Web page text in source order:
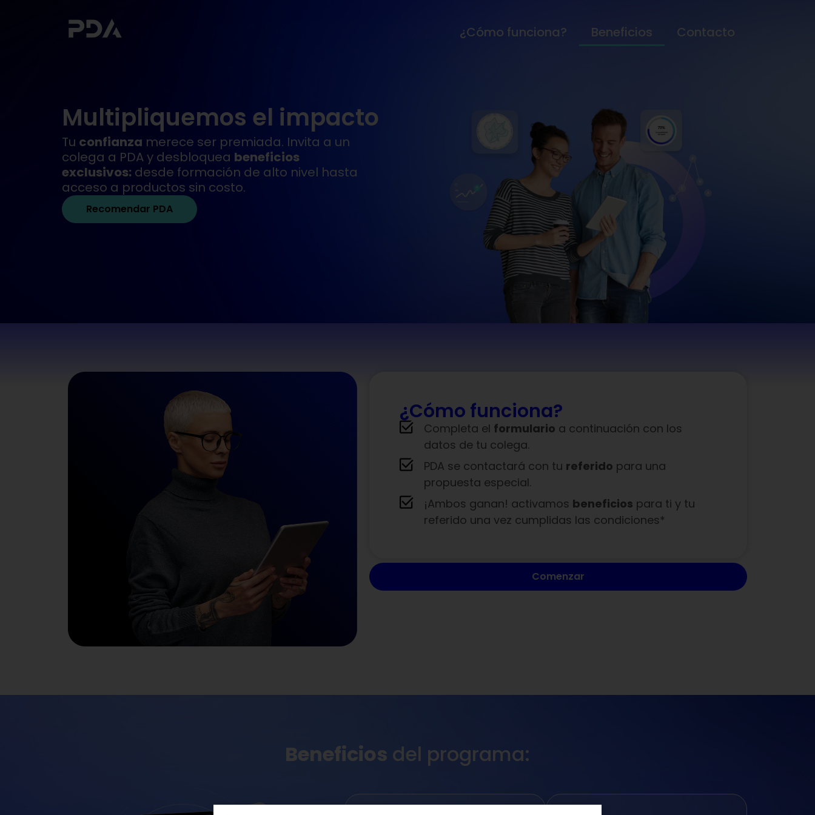
¿Cómo funciona? Beneficios Contacto
Multipliquemos el impacto
Tu confianza merece ser premiada. Invita a un
colega a PDA y desbloquea beneficios
exclusivos: desde formación de alto nivel hasta
acceso a productos sin costo.
Recomendar PDA
¿Cómo funciona?
Completa el formulario a continuación con los
datos de tu colega.
PDA se contactará con tu referido para una
propuesta especial.
¡Ambos ganan! activamos beneficios para ti y tu
referido una vez cumplidas las condiciones*
Comenzar
Beneficios del programa: